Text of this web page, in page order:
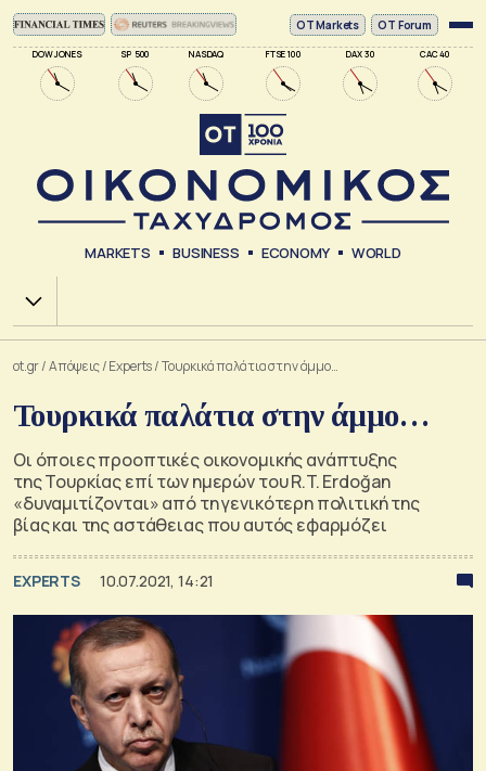
DOW JONES SP 500 NASDAQ FTSE 100 DAX 30 CAC 40
ΟΤ Markets OT Forum
MARKETS BUSINESS ECONOMY WORLD
Χ.Α.
ot.gr/Απόψεις/Experts/Τουρκικά παλάτια στην άμμο…
Τουρκικά παλάτια στην άμμο…
Οι όποιες προοπτικές οικονομικής ανάπτυξης
της Τουρκίας επί των ημερών του R.T. Erdoğan
«δυναμιτίζονται» από τη γενικότερη πολιτική της
βίας και της αστάθειας που αυτός εφαρμόζει
EXPERTS 10.07.2021, 14:21